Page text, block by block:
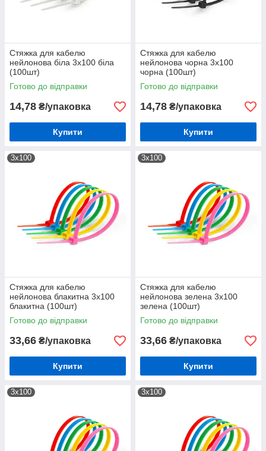
Стяжка для кабелю
нейлонова біла 3х100 біла
(100шт)
Готово до відправки
14,78 ₴/упаковка
Купити
Стяжка для кабелю
нейлонова чорна 3х100
чорна (100шт)
Готово до відправки
14,78 ₴/упаковка
Купити
3х100
Стяжка для кабелю
нейлонова блакитна 3х100
блакитна (100шт)
Готово до відправки
33,66 ₴/упаковка
Купити
3х100
Стяжка для кабелю
нейлонова зелена 3х100
зелена (100шт)
Готово до відправки
33,66 ₴/упаковка
Купити
3х100 3х100